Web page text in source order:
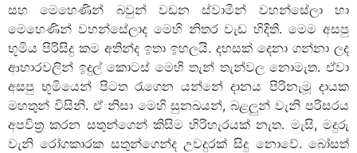
සහ මෙහෙණින් බවුන් වඩන ස්වාමීන් වහන්සේලා හා
මෙහෙණින් වහන්සේලාද මෙහි නිතර වැඩ හිදිති. මෙම අසපු
භූමිය පිරිසිදු කම අතින්ද ඉතා ඉහලයි. දහසක් දෙනා ගන්නා ලද
ආහාරවලින් ඉදුල් කොටස් මෙහි තැන් තැන්වල නොමැත. ඒවා
අසපු භූමියෙන් පිටත රැගෙන යන්නේ දානය පිරිනැමූ දායක
මහතුන් විසිනි. ඒ නිසා මෙහි සුනඛයන්, බළලුන් වැනි පරිසරය
අපවිත්‍ර කරන සතුන්ගෙන් කිසිම හිරිහැරයක් නැත. මැසි, මදුරු
වැනි රෝගකාරක සතුන්ගෙන්ද උවදුරක් සිදු නොවේ. බෝසත්